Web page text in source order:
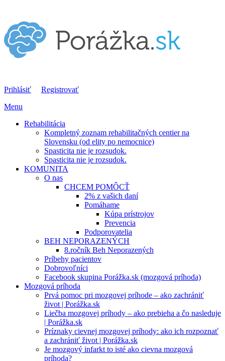
Prihlásiť
Registrovať
Menu
Rehabilitácia
Kompletný zoznam rehabilitačných centier na
Slovensku (od elity po nemocnice)
Spasticita nie je rozsudok.
Spasticita nie je rozsudok.
KOMUNITA
O nas
CHCEM POMÔCŤ
2% z vašich daní
Pomáhame
Kúpa prístrojov
Prevencia
Podporovatelia
BEH NEPORAZENÝCH
8.ročník Beh Neporazených
Príbehy pacientov
Dobrovoľníci
Facebook skupina Porážka.sk (mozgová príhoda)
Mozgová príhoda
Prvá pomoc pri mozgovej príhode – ako zachrániť
život | Porážka.sk
Liečba mozgovej príhody – ako prebieha a čo nasleduje
| Porážka.sk
Príznaky cievnej mozgovej príhody: ako ich rozpoznať
a zachrániť život | Porážka.sk
Je mozgový infarkt to isté ako cievna mozgová
príhoda?